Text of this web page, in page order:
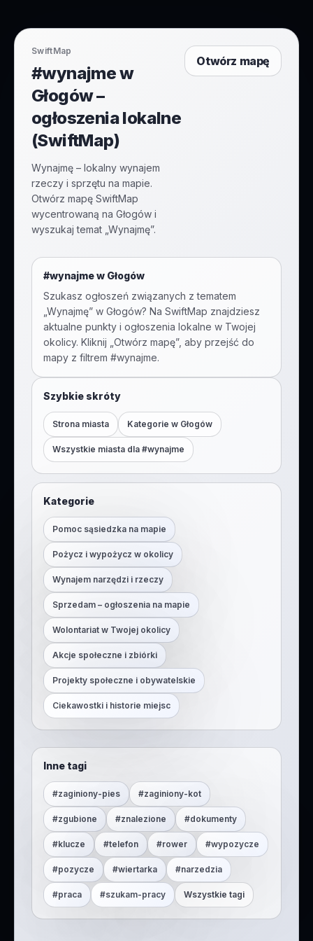
SwiftMap
#wynajme w
Głogów –
ogłoszenia lokalne
(SwiftMap)
Wynajmę – lokalny wynajem
rzeczy i sprzętu na mapie.
Otwórz mapę SwiftMap
wycentrowaną na Głogów i
wyszukaj temat „Wynajmę”.
Otwórz mapę
#wynajmew Głogów
Szukasz ogłoszeń związanych z tematem
Wynajmę” w Głogów? Na SwiftMap znajdziesz
aktualne punkty i ogłoszenia lokalne w Twojej
okolicy. Kliknij „Otwórz mapę”, aby przejść do
mapy z filtrem #wynajme.
Szybkie skróty
Strona miasta Kategorie w Głogów
Wszystkie miasta dla #wynajme
Kategorie
Pomoc sąsiedzka na mapie
Pożycz i wypożycz w okolicy
Wynajem narzędzi i rzeczy
Sprzedam – ogłoszenia na mapie
Wolontariat w Twojej okolicy
Akcje społeczne i zbiórki
Projekty społeczne i obywatelskie
Ciekawostki i historie miejsc
Inne tagi
#zaginiony-pies #zaginiony-kot
#zgubione #znalezione #dokumenty
#klucze #telefon #rower #wypozycze
#pozycze #wiertarka #narzedzia
#praca #szukam-pracy Wszystkie tagi